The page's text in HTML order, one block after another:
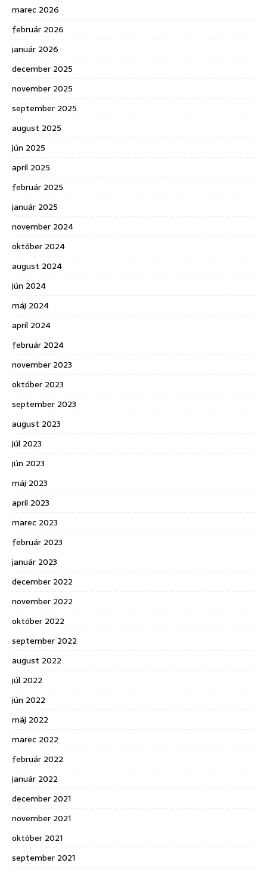
marec 2026
február 2026
január 2026
december 2025
november 2025
september 2025
august 2025
jún 2025
apríl 2025
február 2025
január 2025
november 2024
október 2024
august 2024
jún 2024
máj 2024
apríl 2024
február 2024
november 2023
október 2023
september 2023
august 2023
júl 2023
jún 2023
máj 2023
apríl 2023
marec 2023
február 2023
január 2023
december 2022
november 2022
október 2022
september 2022
august 2022
júl 2022
jún 2022
máj 2022
marec 2022
február 2022
január 2022
december 2021
november 2021
október 2021
september 2021